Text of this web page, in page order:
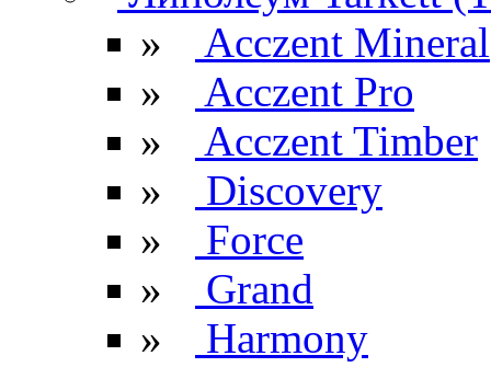
»
Acczent Mineral
»
Acczent Pro
»
Acczent Timber
»
Discovery
»
Force
»
Grand
»
Harmony